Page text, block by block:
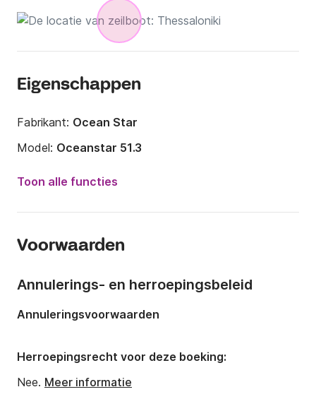
Eigenschappen
Fabrikant: Ocean Star
Model: Oceanstar 51.3
2025
Aantal slaapplaatsen:
Diepgang: 1.9m
Motorkracht:110pk
Toon alle functies
Voorwaarden
Annulerings- en herroepingsbeleid
Annuleringsvoorwaarden
Herroepingsrecht voor deze boeking:
Nee. Meer informatie